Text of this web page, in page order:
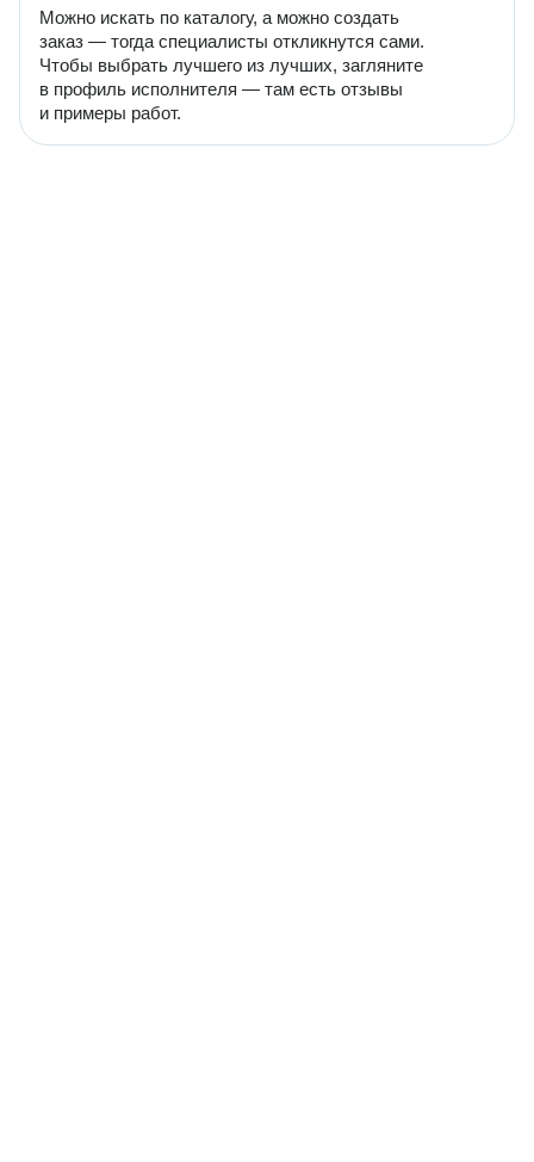
Можно искать по каталогу, а можно создать
заказ — тогда специалисты откликнутся сами.
Чтобы выбрать лучшего из лучших, загляните
в профиль исполнителя — там есть отзывы
и примеры работ.